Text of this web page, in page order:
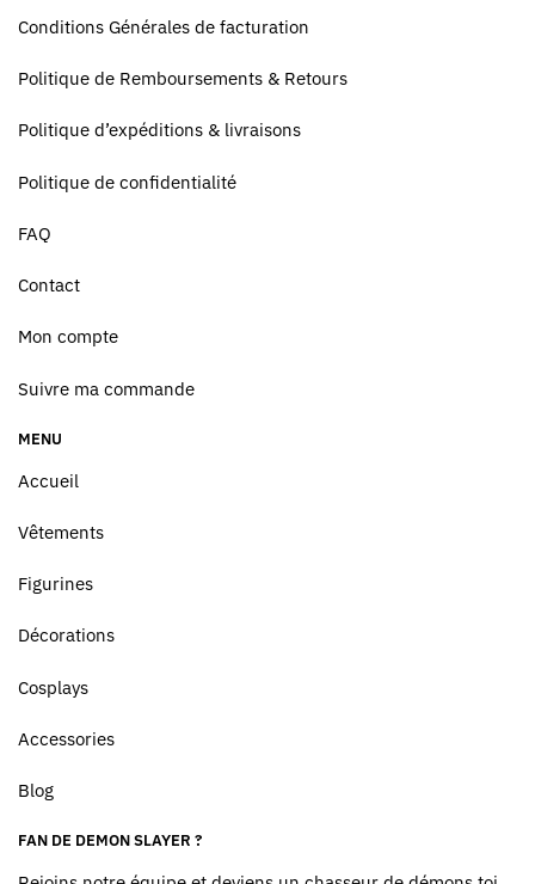
Conditions Générales de facturation
Politique de Remboursements & Retours
Politique d’expéditions & livraisons
Politique de confidentialité
FAQ
Contact
Mon compte
Suivre ma commande
MENU
Accueil
Vêtements
Figurines
Décorations
Cosplays
Accessories
Blog
FAN DE DEMON SLAYER ?